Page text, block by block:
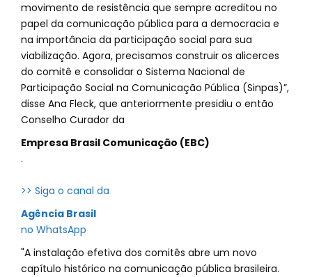
movimento de resistência que sempre acreditou no
papel da comunicação pública para a democracia e
na importância da participação social para sua
viabilização. Agora, precisamos construir os alicerces
do comitê e consolidar o Sistema Nacional de
Participação Social na Comunicação Pública (Sinpas)”,
disse Ana Fleck, que anteriormente presidiu o então
Conselho Curador da
Empresa Brasil Comunicação (EBC)
.
>> Siga o canal da
Agência Brasil
no WhatsApp
"A instalação efetiva dos comitês abre um novo
capítulo histórico na comunicação pública brasileira.